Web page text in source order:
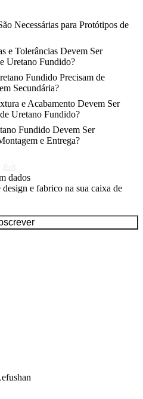
Necessárias para Protótipos de
e Tolerâncias Devem Ser
Uretano Fundido?
Fundido Precisam de
Secundária?
e Acabamento Devem Ser
Uretano Fundido?
Fundido Devem Ser
e Entrega?
dados
e fabrico na sua caixa de